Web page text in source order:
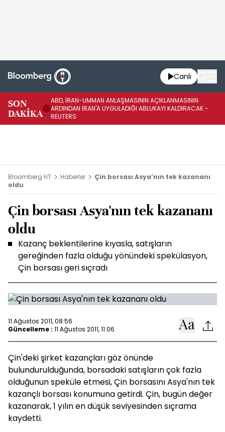
Canlı
SON
DAKİKA
ABD, İRAN-UMMAN ANLAŞMASININ AÇIKLANMASININ
ARDINDAN İRAN'A UYGULADIĞI ABLUKAYI KALDIRACAK -
REUTERS
Bloomberg HT Haberler
Çin borsası Asya'nın tek kazananı
oldu
Çin borsası Asya'nın tek kazananı
oldu
Kazanç beklentilerine kıyasla, satışların
gereğinden fazla olduğu yönündeki spekülasyon,
Çin borsası geri sıçradı
11 Ağustos 2011, 08:56
Güncelleme : 11 Ağustos 2011, 11:06
Çin'deki şirket kazançları göz önünde
bulundurulduğunda, borsadaki satışların çok fazla
olduğunun speküle etmesi, Çin borsasını Asya'nın tek
kazançlı borsası konumuna getirdi. Çin, bugün değer
kazanarak, 1 yılın en düşük seviyesinden sıçrama
kaydetti.